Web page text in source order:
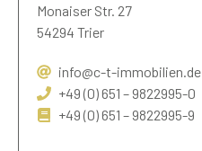
Monaiser Str. 27
54294 Trier
info@c-t-immobilien.de
+49 (0) 651 – 9822995-0
+49 (0) 651 – 9822995-9